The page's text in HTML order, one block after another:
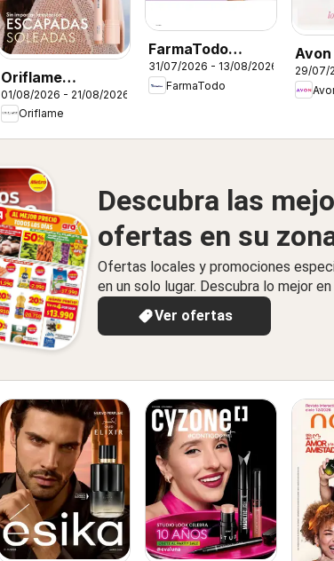
Oriflame
catálogo 11
01/08/2026 - 21/08/2026
Oriflame
FarmaTodo
catálogo
31/07/2026 - 13/08/2026
FarmaTodo
ciclo
29/07/
Descubra las
ofertas en su
Ofertas locales y promociones
en un solo lugar. Descubra lo mejor en
Ver ofertas